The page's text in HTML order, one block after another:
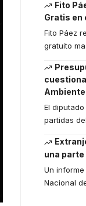
Fito
Gratis en
Fito Páez
gratuito
Ambiente
El
partidas
una parte
Un
Nacional